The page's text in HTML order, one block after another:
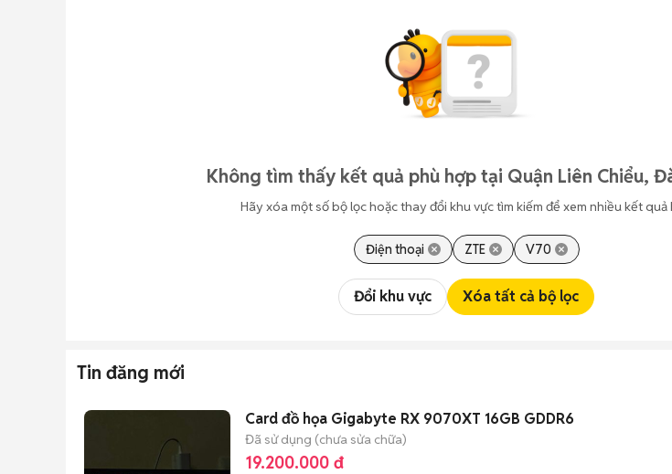
Không tìm thấy kết quả phù hợp tại Quận Liên Chiểu,
Hãy xóa một số bộ lọc hoặc thay đổi khu vực tìm kiếm để xem nhiều kết quả
Điện thoại ZTE V70
Đổi khu vực Xóa tất cả bộ lọc
Tin đăng mới
Card đồ họa Gigabyte RX 9070XT 16GB GDDR6
Đã sử dụng (chưa sửa chữa)
19.200.000 đ